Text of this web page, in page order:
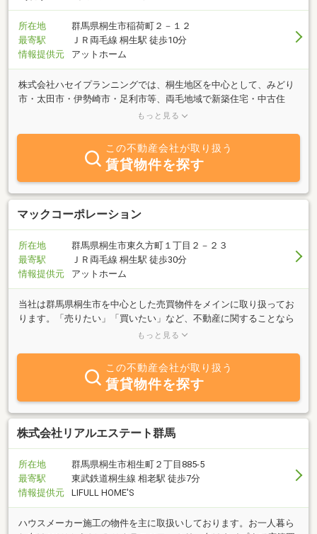
所在地
群馬県桐生市稲荷町２－１２
最寄駅
ＪＲ両毛線 桐生駅 徒歩10分
情報提供元
アットホーム
株式会社ハセイプランニングでは、桐生地区を中心として、みどり
市・太田市・伊勢崎市・足利市等、両毛地域で新築住宅・中古住
宅・古民家再生・土地の売買に関するお手伝いをさせていただいて
するあらゆるご相談をお受けしております。信頼と感動を大切にし
て、地元に根付いたファミリー会社です。宅建資格はもちろん、建
築士・古民家鑑定士・行政書士の資格も有しております。どうぞ、
不動産に関するどんな疑問でもお気軽にご相談ください。誠心誠
意、対応させていただきます。
もっと見る
この不動産会社が取り扱う
賃貸物件を探す
マックコーポレーション
所在地
群馬県桐生市東久方町１丁目２－２３
最寄駅
ＪＲ両毛線 桐生駅 徒歩30分
情報提供元
アットホーム
当社は群馬県桐生市を中心とした売買物件をメインに取り扱ってお
ります。「売りたい」「買いたい」など、不動産に関することなら
何でもご相談下さい。また競売、任売物件でお困りの方もお気軽に
ディーに対応させていただきます。群大生向けのアパート・マンシ
ョン等も数多く取り揃えてありますので、賃貸物件をお探しのお客
様もお気軽にお問い合わせ下さい。
もっと見る
この不動産会社が取り扱う
賃貸物件を探す
株式会社リアルエステート群馬
所在地
群馬県桐生市相生町２丁目885-5
最寄駅
東武鉄道桐生線 相老駅 徒歩7分
情報提供元
LIFULL HOME'S
ハウスメーカー施工の物件を主に取扱いしております。お一人暮ら